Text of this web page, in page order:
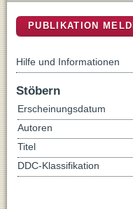
PUBLIKATION
Hilfe und Informationen
Stöbern
Erscheinungsdatum
Autoren
Titel
DDC-Klassifikation